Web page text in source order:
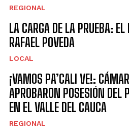
REGIONAL
LA CARGA DE LA PRUEBA:
RAFAEL POVEDA
LOCAL
¡VAMOS PA’CALI VE!:
APROBARON POSESIÓN DEL
EN EL VALLE DEL CAUCA
REGIONAL